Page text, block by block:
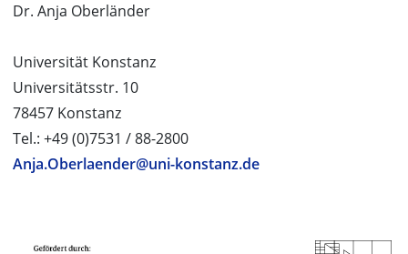
Dr. Anja Oberländer
Universität Konstanz
Universitätsstr. 10
78457 Konstanz
Tel.: +49 (0)7531 / 88-2800
Anja.Oberlaender@uni-konstanz.de